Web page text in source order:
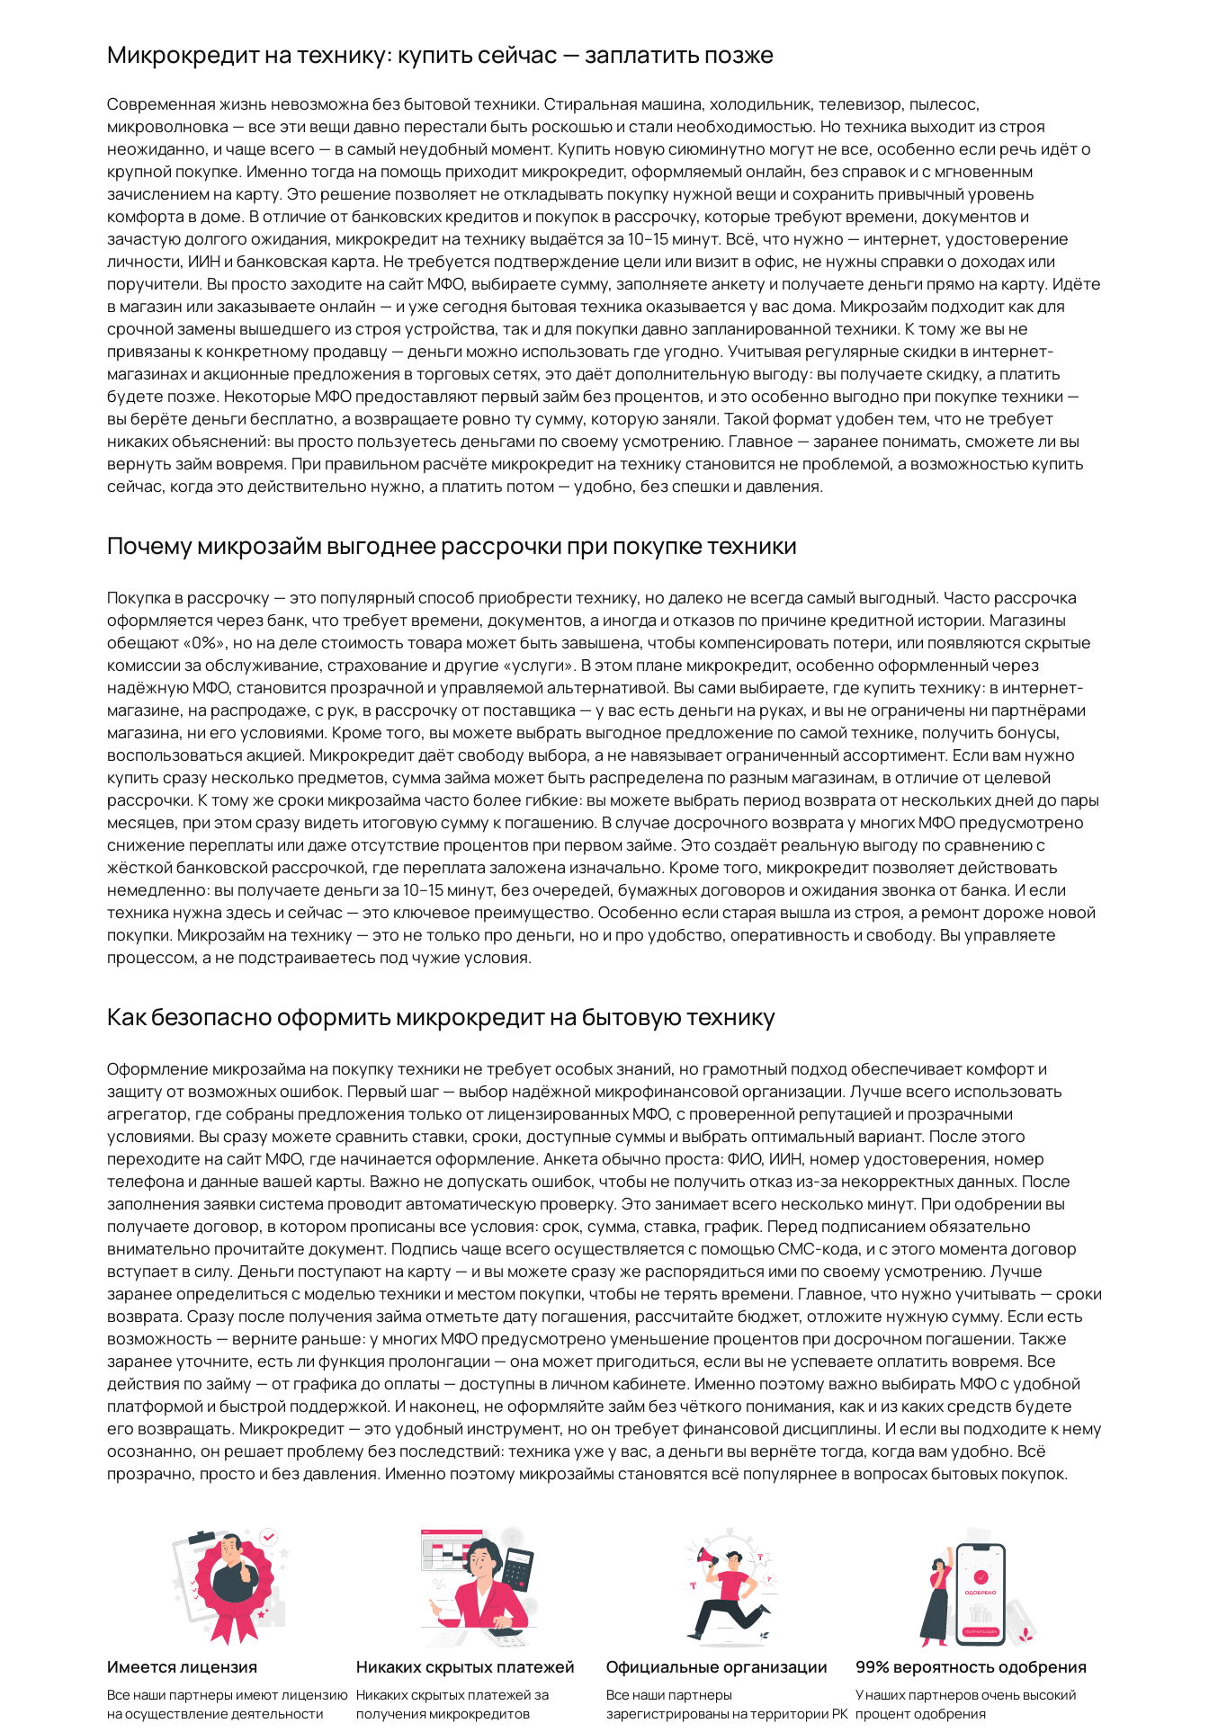
Микрокредит на технику: купить сейчас — заплатить позже
Современная жизнь невозможна без бытовой техники. Стиральная машина, холодильник, телевизор, пылесос,
микроволновка — все эти вещи давно перестали быть роскошью и стали необходимостью. Но техника выходит из строя
неожиданно, и чаще всего — в самый неудобный момент. Купить новую сиюминутно могут не все, особенно если речь идёт о
крупной покупке. Именно тогда на помощь приходит микрокредит, оформляемый онлайн, без справок и с мгновенным
зачислением на карту. Это решение позволяет не откладывать покупку нужной вещи и сохранить привычный уровень
комфорта в доме. В отличие от банковских кредитов и покупок в рассрочку, которые требуют времени, документов и
зачастую долгого ожидания, микрокредит на технику выдаётся за 10–15 минут. Всё, что нужно — интернет, удостоверение
личности, ИИН и банковская карта. Не требуется подтверждение цели или визит в офис, не нужны справки о доходах или
поручители. Вы просто заходите на сайт МФО, выбираете сумму, заполняете анкету и получаете деньги прямо на карту. Идёте
в магазин или заказываете онлайн — и уже сегодня бытовая техника оказывается у вас дома. Микрозайм подходит как для
срочной замены вышедшего из строя устройства, так и для покупки давно запланированной техники. К тому же вы не
привязаны к конкретному продавцу — деньги можно использовать где угодно. Учитывая регулярные скидки в интернет-
магазинах и акционные предложения в торговых сетях, это даёт дополнительную выгоду: вы получаете скидку, а платить
будете позже. Некоторые МФО предоставляют первый займ без процентов, и это особенно выгодно при покупке техники —
вы берёте деньги бесплатно, а возвращаете ровно ту сумму, которую заняли. Такой формат удобен тем, что не требует
никаких объяснений: вы просто пользуетесь деньгами по своему усмотрению. Главное — заранее понимать, сможете ли вы
вернуть займ вовремя. При правильном расчёте микрокредит на технику становится не проблемой, а возможностью купить
сейчас, когда это действительно нужно, а платить потом — удобно, без спешки и давления.
Почему микрозайм выгоднее рассрочки при покупке техники
Покупка в рассрочку — это популярный способ приобрести технику, но далеко не всегда самый выгодный. Часто рассрочка
оформляется через банк, что требует времени, документов, а иногда и отказов по причине кредитной истории. Магазины
обещают «0%», но на деле стоимость товара может быть завышена, чтобы компенсировать потери, или появляются скрытые
комиссии за обслуживание, страхование и другие «услуги». В этом плане микрокредит, особенно оформленный через
надёжную МФО, становится прозрачной и управляемой альтернативой. Вы сами выбираете, где купить технику: в интернет-
магазине, на распродаже, с рук, в рассрочку от поставщика — у вас есть деньги на руках, и вы не ограничены ни партнёрами
магазина, ни его условиями. Кроме того, вы можете выбрать выгодное предложение по самой технике, получить бонусы,
воспользоваться акцией. Микрокредит даёт свободу выбора, а не навязывает ограниченный ассортимент. Если вам нужно
купить сразу несколько предметов, сумма займа может быть распределена по разным магазинам, в отличие от целевой
рассрочки. К тому же сроки микрозайма часто более гибкие: вы можете выбрать период возврата от нескольких дней до пары
месяцев, при этом сразу видеть итоговую сумму к погашению. В случае досрочного возврата у многих МФО предусмотрено
снижение переплаты или даже отсутствие процентов при первом займе. Это создаёт реальную выгоду по сравнению с
жёсткой банковской рассрочкой, где переплата заложена изначально. Кроме того, микрокредит позволяет действовать
немедленно: вы получаете деньги за 10–15 минут, без очередей, бумажных договоров и ожидания звонка от банка. И если
техника нужна здесь и сейчас — это ключевое преимущество. Особенно если старая вышла из строя, а ремонт дороже новой
покупки. Микрозайм на технику — это не только про деньги, но и про удобство, оперативность и свободу. Вы управляете
процессом, а не подстраиваетесь под чужие условия.
Как безопасно оформить микрокредит на бытовую технику
Оформление микрозайма на покупку техники не требует особых знаний, но грамотный подход обеспечивает комфорт и
защиту от возможных ошибок. Первый шаг — выбор надёжной микрофинансовой организации. Лучше всего использовать
агрегатор, где собраны предложения только от лицензированных МФО, с проверенной репутацией и прозрачными
условиями. Вы сразу можете сравнить ставки, сроки, доступные суммы и выбрать оптимальный вариант. После этого
переходите на сайт МФО, где начинается оформление. Анкета обычно проста: ФИО, ИИН, номер удостоверения, номер
телефона и данные вашей карты. Важно не допускать ошибок, чтобы не получить отказ из-за некорректных данных. После
заполнения заявки система проводит автоматическую проверку. Это занимает всего несколько минут. При одобрении вы
получаете договор, в котором прописаны все условия: срок, сумма, ставка, график. Перед подписанием обязательно
внимательно прочитайте документ. Подпись чаще всего осуществляется с помощью СМС-кода, и с этого момента договор
вступает в силу. Деньги поступают на карту — и вы можете сразу же распорядиться ими по своему усмотрению. Лучше
заранее определиться с моделью техники и местом покупки, чтобы не терять времени. Главное, что нужно учитывать — сроки
возврата. Сразу после получения займа отметьте дату погашения, рассчитайте бюджет, отложите нужную сумму. Если есть
возможность — верните раньше: у многих МФО предусмотрено уменьшение процентов при досрочном погашении. Также
заранее уточните, есть ли функция пролонгации — она может пригодиться, если вы не успеваете оплатить вовремя. Все
действия по займу — от графика до оплаты — доступны в личном кабинете. Именно поэтому важно выбирать МФО с удобной
платформой и быстрой поддержкой. И наконец, не оформляйте займ без чёткого понимания, как и из каких средств будете
его возвращать. Микрокредит — это удобный инструмент, но он требует финансовой дисциплины. И если вы подходите к нему
осознанно, он решает проблему без последствий: техника уже у вас, а деньги вы вернёте тогда, когда вам удобно. Всё
прозрачно, просто и без давления. Именно поэтому микрозаймы становятся всё популярнее в вопросах бытовых покупок.
​Имеется лицензия
Все наши партнеры имеют лицензию
на осуществление деятельности
Никаких скрытых платежей
Никаких скрытых платежей за
получения микрокредитов
Официальные организации
Все наши партнеры
зарегистрированы на территории РК
99% вероятность одобрения
У наших партнеров очень высокий
процент одобрения